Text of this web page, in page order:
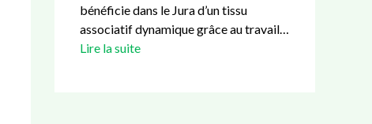
bénéficie dans le Jura d’un tissu
associatif dynamique grâce au travail…
Lire la suite